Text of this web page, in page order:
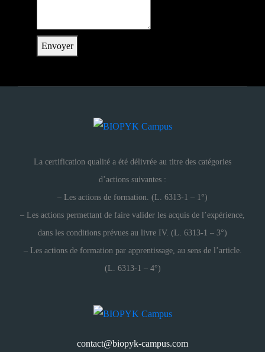
Envoyer
La certification qualité a été délivrée au titre des catégories
d’actions suivantes :
– Les actions de formation. (L. 6313-1 – 1°)
– Les actions permettant de faire valider les acquis de l’expérience,
dans les conditions prévues au livre IV. (L. 6313-1 – 3°)
– Les actions de formation par apprentissage, au sens de l’article.
(L. 6313-1 – 4°)
contact@biopyk-campus.com